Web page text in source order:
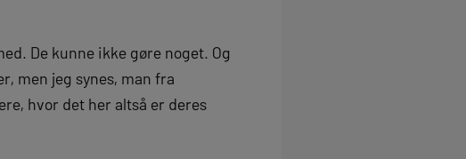
De kunne ikke gøre noget. Og
men jeg synes, man fra
hvor det her altså er deres